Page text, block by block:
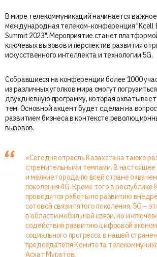
В мире телекоммуникаций начинается
международная телеком-конференция "Kcell
Summit 2023". Мероприятие станет
ключевых вызовов и перспектив развития
искусственного интеллекта и технологии 5G.
Собравшиеся на конференции более 1000
из различных уголков мира смогут
двухдневную программу, которая
тем. Основной акцент будет сделан на
развитием бизнеса в контексте
вызовов.
«Сегодня отрасль Казахстана также
стремительными темпами. В настоящее
и мелкие города по всей стране
поколения 4G. Кроме того в республике
проводятся работы по развитию
сотовой связи пятого поколения. 5G –
в области мобильной связи, но и
содействия развитию цифровой
социального прогресса в нашей
председателя Комитета
Асхат Муратов.